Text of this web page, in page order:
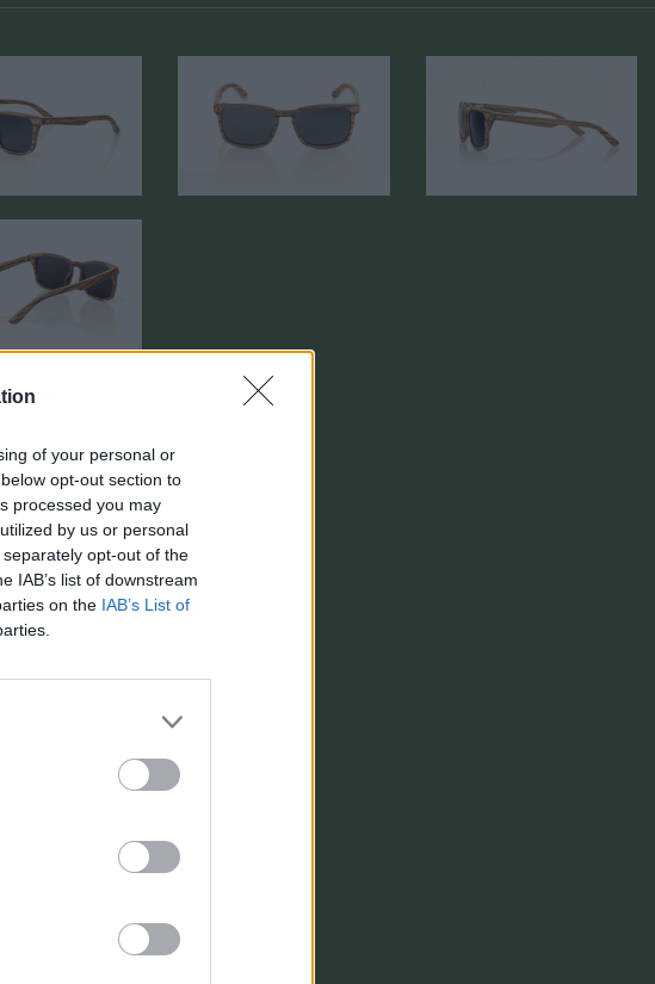
of your personal or
opt-out section to
processed you may
by us or personal
opt-out of the
IAB’s list of downstream
on the IAB’s List of